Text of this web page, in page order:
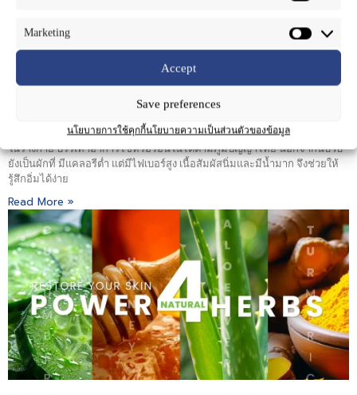
Marketing
Accept
Save preferences
นโยบายการใช้คุกกี้นโยบายความเป็นส่วนตัวของข้อมูล
🌿 บวบ…ผักฤทธิ์เย็นจากครัวไทย สู่สารสกัดเพื่อการดูแลผิว
คุ้นเคยในอาหารไทย และยังถือเป็นสมุนไพรฤทธิ์เย็น ที่ช่วยระบายความร้อน
ในร่างกาย บรรเทาอาการไข้หรือร้อนในได้ตามภูมิปัญญาไทย นอกจากนี้บวบ
ยังเป็นผักที่ มีแคลอรีต่ำ แต่มีไฟเบอร์สูง เนื้อสัมผัสนิ่มและมีน้ำมาก จึงช่วยให้
รู้สึกอิ่มได้ง่าย
Read More »